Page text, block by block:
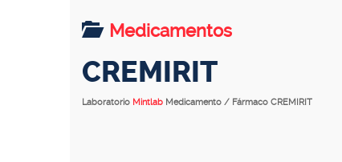
Medicamentos
CREMIRIT
Laboratorio Mintlab Medicamento / Fármaco CREMIRIT